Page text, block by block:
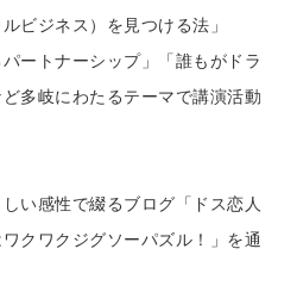
ビジネス）を見つける法」
パートナーシップ」「誰もがドラ
多岐にわたるテーマで講演活動
い感性で綴るブログ「ドス恋人
クワクジグソーパズル！」を通